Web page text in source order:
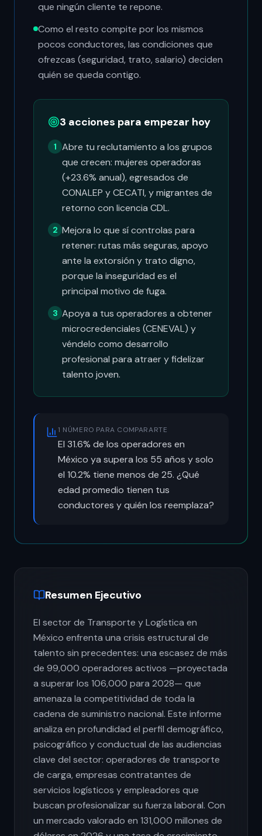
que ningún cliente te repone.
Como el resto compite por los mismos
pocos conductores, las condiciones que
ofrezcas (seguridad, trato, salario) deciden
quién se queda contigo.
3 acciones para empezar hoy
1 Abre tu reclutamiento a los grupos
que crecen: mujeres operadoras
(+23.6% anual), egresados de
CONALEP y CECATI, y migrantes de
retorno con licencia CDL.
2 Mejora lo que sí controlas para
retener: rutas más seguras, apoyo
ante la extorsión y trato digno,
porque la inseguridad es el
principal motivo de fuga.
3 Apoya a tus operadores a obtener
microcredenciales (CENEVAL) y
véndelo como desarrollo
profesional para atraer y fidelizar
talento joven.
1 NÚMERO PARA COMPARARTE
El 31.6% de los operadores en
México ya supera los 55 años y solo
el 10.2% tiene menos de 25. ¿Qué
edad promedio tienen tus
conductores y quién los reemplaza?
Resumen Ejecutivo
El sector de Transporte y Logística en
México enfrenta una crisis estructural de
talento sin precedentes: una escasez de más
de 99,000 operadores activos —proyectada
a superar los 106,000 para 2028— que
amenaza la competitividad de toda la
cadena de suministro nacional. Este informe
analiza en profundidad el perfil demográfico,
psicográfico y conductual de las audiencias
clave del sector: operadores de transporte
de carga, empresas contratantes de
servicios logísticos y empleadores que
buscan profesionalizar su fuerza laboral. Con
un mercado valorado en 131,000 millones de